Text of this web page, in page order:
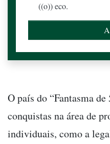
((o)) eco.
O país do “Fantasma
conquistas na área de
individuais, como a